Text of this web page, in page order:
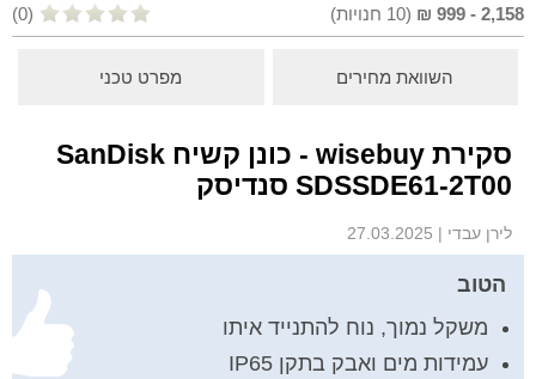
2,158
-
999
₪
(
10 חנויות) (0)
השוואת מחירים מפרט טכני
סקירת wisebuy - כונן קשיח SanDisk
SDSSDE61-2T00 סנדיסק
לירן עבדי |
הטוב
משקל נמוך, נוח להתנייד איתו
עמידות מים ואבק בתקן IP65